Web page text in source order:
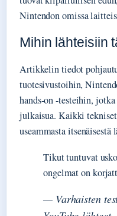
Nintendon omissa
Mihin lähteisiin
Artikkelin tiedot
tuotesivustoihin,
hands-on -testeihin,
julkaisua. Kaikki
useammasta itsenäisestä
Tikut tuntuvat
ongelmat on
— Varhaisten